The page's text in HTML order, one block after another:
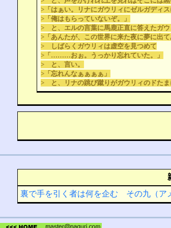
>「はぁい。リナにガウリィにゼルガディ
>「俺はもらっていないぞ。」
> と、エルの言葉に馬鹿正直に答えたガウ
>「あんたが、この世界に来た夜に夢に出
> しばらくガウリィは虚空を見つめて
>「………おぉ。うっかり忘れていた。」
> と、言い。
>「忘れんなぁぁぁぁ」
> と、リナの跳び蹴りがガウリィのドたま
裏で手を引く者は何を企む その九（ア